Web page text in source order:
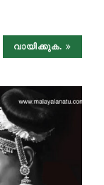
വായിക്കുക.